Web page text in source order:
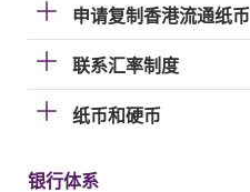
申请复制香港流通纸币
联系汇率制度
纸币和硬币
银行体系